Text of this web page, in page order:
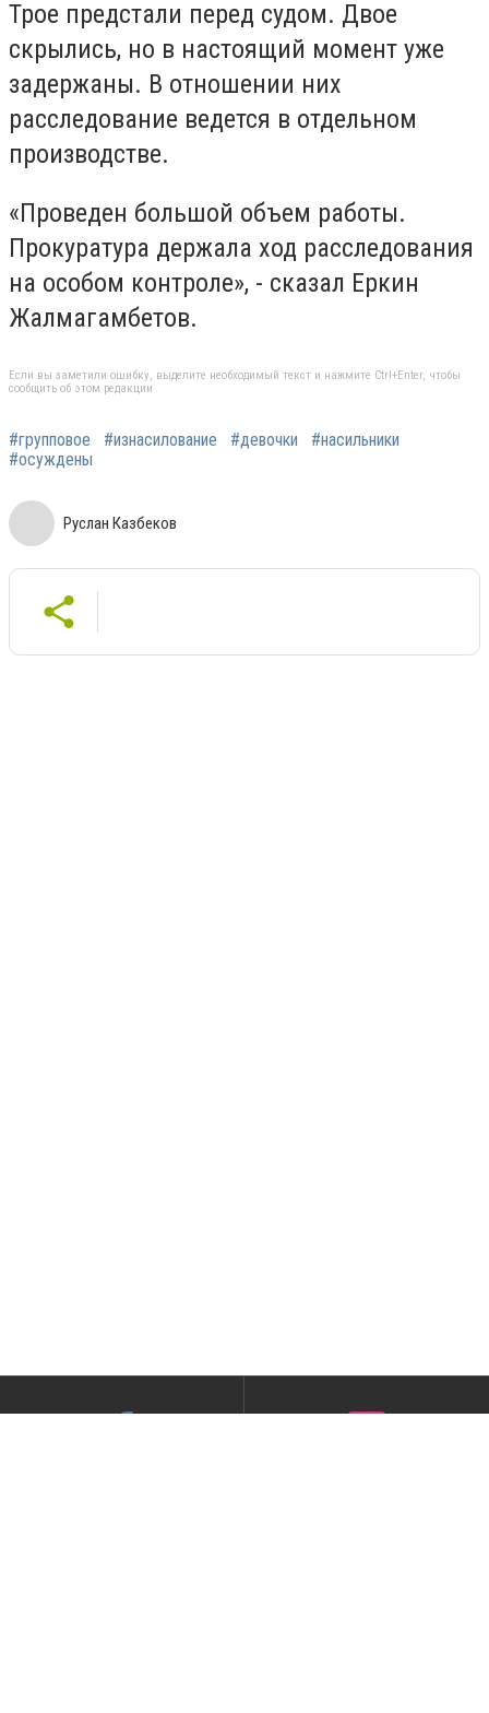
Трое предстали перед судом. Двое
скрылись, но в настоящий момент уже
задержаны. В отношении них
расследование ведется в отдельном
производстве.
«Проведен большой объем работы.
Прокуратура держала ход расследования
на особом контроле», - сказал Еркин
Жалмагамбетов.
Если вы заметили ошибку, выделите необходимый текст и нажмите Ctrl+Enter, чтобы
сообщить об этом редакции
#групповое #изнасилование #девочки
#насильники
#осуждены
Руслан Казбеков